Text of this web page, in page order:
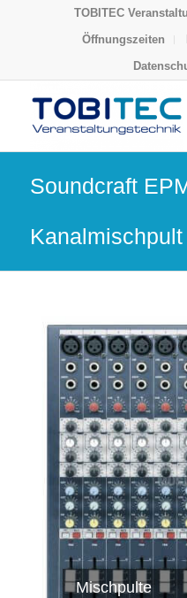
TOBITEC
Öffnungszeiten
Soundcraft
Mischpulte